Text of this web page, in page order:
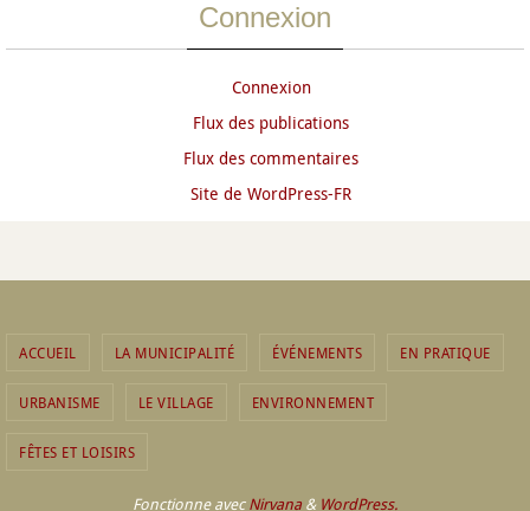
Connexion
Connexion
Flux des publications
Flux des commentaires
Site de WordPress-FR
ACCUEIL LA MUNICIPALITÉ ÉVÉNEMENTS EN PRATIQUE
URBANISME LE VILLAGE ENVIRONNEMENT
FÊTES ET LOISIRS
Fonctionne avecNirvana & WordPress.